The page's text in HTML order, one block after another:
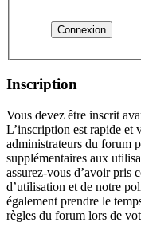
Inscription
Vous devez être inscrit
L’inscription est rapide et
administrateurs du forum
supplémentaires aux
assurez-vous d’avoir pris
d’utilisation et de notre
également prendre le
règles du forum lors de